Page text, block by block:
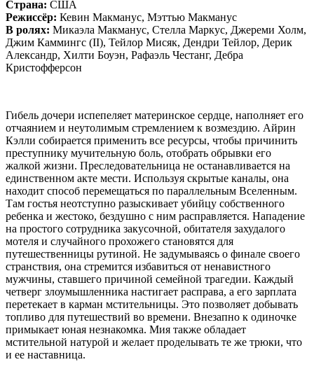
Страна: США
Режиссёр: Кевин Макманус, Мэттью Макманус
В ролях: Микаэла Макманус, Стелла Маркус, Джереми Холм,
Джим Каммингс (II), Тейлор Мисяк, Дендри Тейлор, Дерик
Александр, Хилти Боуэн, Рафаэль Честанг, Дебра
Кристофферсон
Гибель дочери испепеляет материнское сердце, наполняет его
отчаянием и неутолимым стремлением к возмездию. Айрин
Кэлли собирается применить все ресурсы, чтобы причинить
преступнику мучительную боль, отобрать обрывки его
жалкой жизни. Преследовательница не останавливается на
единственном акте мести. Используя скрытые каналы, она
находит способ перемещаться по параллельным Вселенным.
Там гостья неотступно разыскивает убийцу собственного
ребенка и жестоко, бездушно с ним расправляется. Нападение
на простого сотрудника закусочной, обитателя захудалого
мотеля и случайного прохожего становятся для
путешественницы рутиной. Не задумываясь о финале своего
странствия, она стремится избавиться от ненавистного
мужчины, ставшего причиной семейной трагедии. Каждый
четверг злоумышленника настигает расправа, а его зарплата
перетекает в карман мстительницы. Это позволяет добывать
топливо для путешествий во времени. Внезапно к одиночке
примыкает юная незнакомка. Мия также обладает
мстительной натурой и желает проделывать те же трюки, что
и ее наставница.